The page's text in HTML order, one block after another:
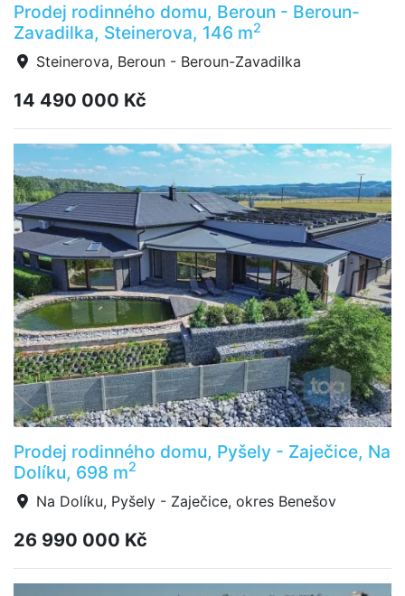
Prodej rodinného domu, Beroun - Beroun-
Zavadilka, Steinerova, 146 m2
Steinerova, Beroun - Beroun-Zavadilka
14 490 000 Kč
Prodej rodinného domu, Pyšely - Zaječice, Na
Dolíku, 698 m2
Na Dolíku, Pyšely - Zaječice, okres Benešov
26 990 000 Kč